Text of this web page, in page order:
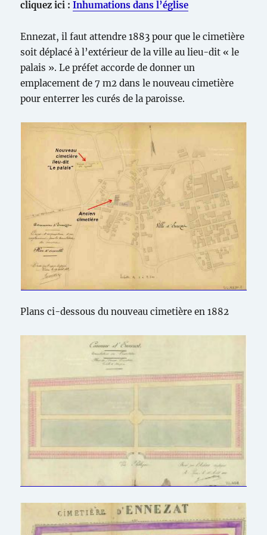
cliquez ici :Inhumations dans l’église
Ennezat, il faut attendre 1883 pour que le cimetière
soit déplacé à l’extérieur de la ville au lieu-dit « le
palais ». Le préfet accorde de donner un
emplacement de 7 m2 dans le nouveau cimetière
pour enterrer les curés de la paroisse.
Plans ci-dessous du nouveau cimetière en 1882